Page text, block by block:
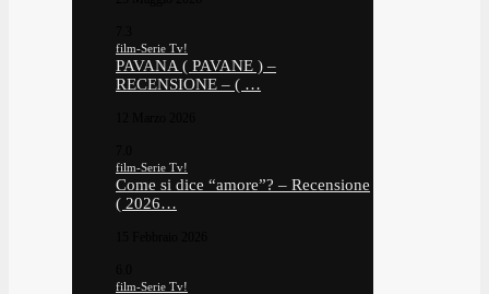
film-Serie Tv!
PAVANA ( PAVANE ) –
RECENSIONE – ( …
film-Serie Tv!
Come si dice “amore”? – Recensione
( 2026…
film-Serie Tv!